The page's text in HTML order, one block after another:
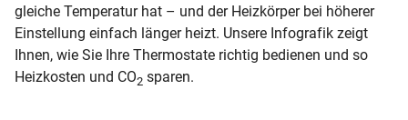
gleiche Temperatur hat – und der Heizkörper bei höherer
Einstellung einfach länger heizt. Unsere Infografik zeigt
Ihnen, wie Sie Ihre Thermostate richtig bedienen und so
Heizkosten und CO2 sparen.